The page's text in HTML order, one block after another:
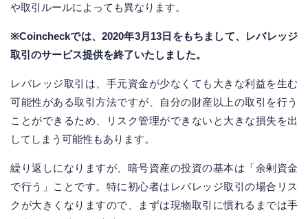
や取引ルールによっても異なります。
※Coincheckでは、2020年3月13日をもちまして、レバレッジ
取引のサービス提供を終了いたしました。
レバレッジ取引は、手元資金が少なくても大きな利益を生む
可能性がある取引方法ですが、自分の財産以上の取引を行う
ことができるため、リスク管理ができないと大きな損失を出
してしまう可能性もあります。
繰り返しになりますが、暗号資産の投資の基本は「余剰資金
で行う」ことです。特に初心者はレバレッジ取引の場合リス
クが大きくなりますので、まずは現物取引に慣れるまでは手